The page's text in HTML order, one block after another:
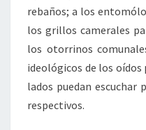
rebaños; a los
los grillos camerales
los otorrinos
ideológicos de los oídos
lados puedan escuchar
respectivos.